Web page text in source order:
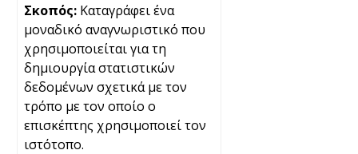
Καταγράφει ένα
μοναδικό αναγνωριστικό που
χρησιμοποιείται για τη
δημιουργία στατιστικών
δεδομένων σχετικά με τον
τρόπο με τον οποίο ο
επισκέπτης χρησιμοποιεί τον
ιστότοπο.